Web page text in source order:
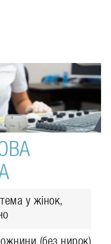
у жінок,
(без нирок)